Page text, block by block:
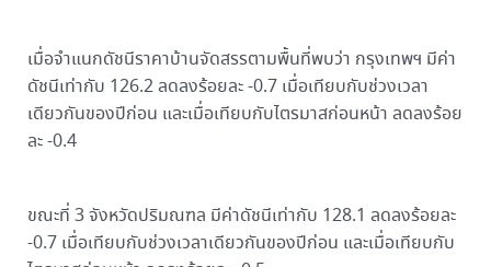
เมื่อจำแนกดัชนีราคาบ้านจัดสรรตามพื้นที่พบว่า กรุงเทพฯ มีค่า
ดัชนีเท่ากับ 126.2 ลดลงร้อยละ -0.7 เมื่อเทียบกับช่วงเวลา
เดียวกันของปีก่อน และเมื่อเทียบกับไตรมาสก่อนหน้า ลดลงร้อย
ละ -0.4
ขณะที่ 3 จังหวัดปริมณฑล มีค่าดัชนีเท่ากับ 128.1 ลดลงร้อยละ
-0.7 เมื่อเทียบกับช่วงเวลาเดียวกันของปีก่อน และเมื่อเทียบกับ